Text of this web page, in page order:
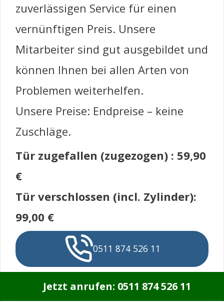
zuverlässigen Service für einen
vernünftigen Preis. Unsere
Mitarbeiter sind gut ausgebildet und
können Ihnen bei allen Arten von
Problemen weiterhelfen.
Unsere Preise: Endpreise – keine
Zuschläge.
Tür zugefallen (zugezogen) : 59,90
€
Tür verschlossen (incl. Zylinder):
99,00 €
0511 874 526 11
Jetzt anrufen: 0511 874 526 11